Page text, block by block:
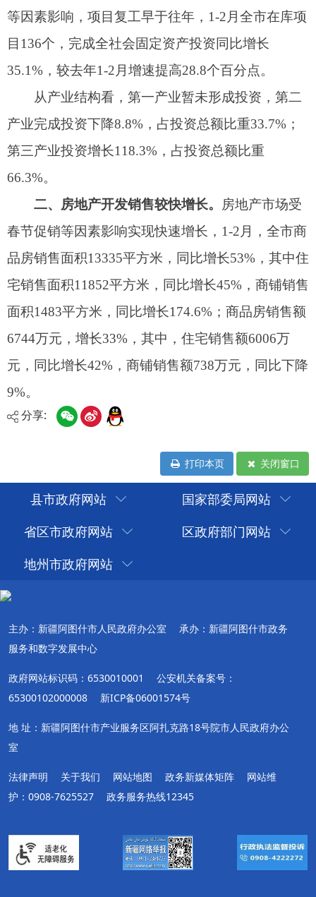
第三产业投资增长118.3%，占投资总额比重
春节促销等因素影响实现快速增长，1-2月，全市商
品房销售面积13335平方米，同比增长53%，其中住
宅销售面积11852平方米，同比增长45%，商铺销售
面积1483平方米，同比增长174.6%；商品房销售额
分享:
打印本页 关闭窗口
县市政府网站
国家部委局网站
省区市政府网站
区政府部门网站
地州市政府网站
主办：新疆阿图什市人民政府办公室
承办：新疆阿图什市政务
服务和数字发展中心
政府网站标识码：6530010001
公安机关备案号：
65300102000008
新ICP备06001574号
地 址：新疆阿图什市产业服务区阿扎克路18号院市人民政府办公
室
法律声明 关于我们 网站地图 政务新媒体矩阵
网站维
护：0908-7625527
政务服务热线12345